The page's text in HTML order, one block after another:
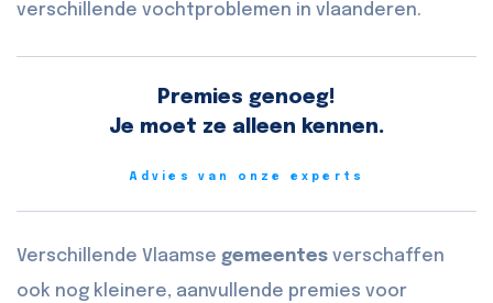
verschillende vochtproblemen in vlaanderen.
Premies genoeg!
Je moet ze alleen kennen.
Advies van onze experts
Verschillende Vlaamse gemeentes verschaffen
ook nog kleinere, aanvullende premies voor